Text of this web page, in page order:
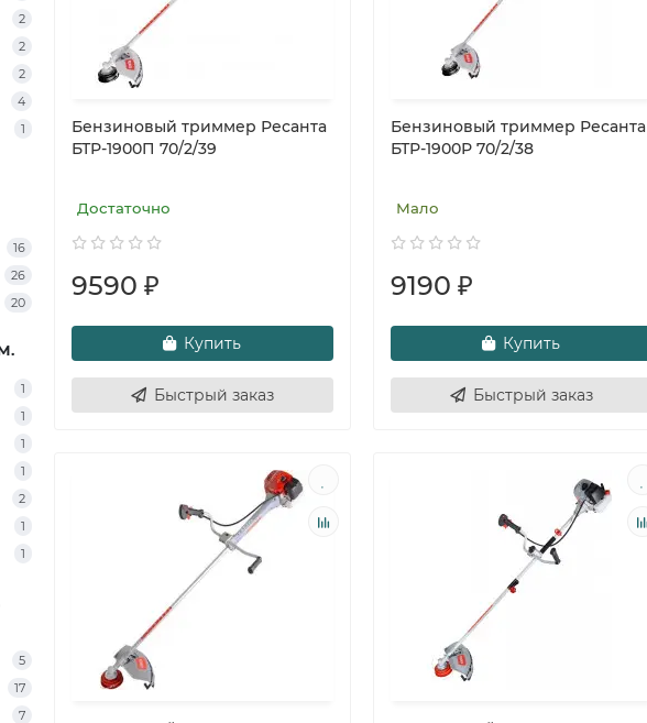
2
2
2
4
1
16
26
20
1
1
1
1
2
1
1
5
17
7
Бензиновый триммер Ресанта
БТР-1900П 70/2/39
Достаточно
9590 ₽
Купить
Быстрый заказ
Бензиновый триммер Ресанта
БТР-1900Р 70/2/38
Мало
9190 ₽
Купить
Быстрый заказ